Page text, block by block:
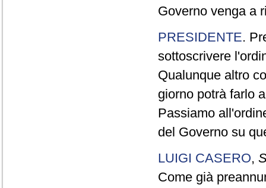
Governo venga a
PRESIDENTE.
sottoscrivere
Qualunque altro
giorno potrà farlo
Passiamo
del Governo su
LUIGI CASERO,
Come già